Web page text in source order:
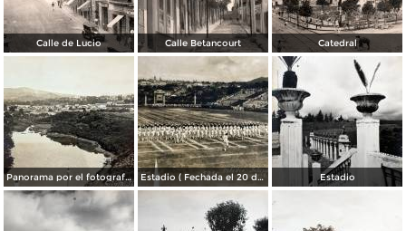
Calle de Lucio Calle Betancourt Catedral
Panorama por el fotografo R M Mateos. ( Circulada el 27 de Septiembre de 1936 ). Estadio ( Fechada el 20 de Septiembre de 1928 ). Estadio